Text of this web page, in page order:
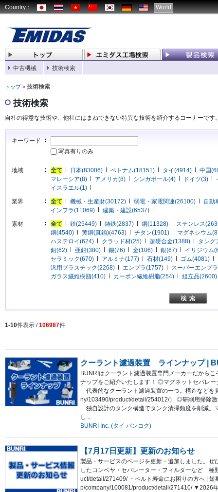
Country： World
中古機械 技術検索
トップ> 技術検索
技術検索
自社の得意な技術や、他社にはまねできない特異な技術を紹介するコーナーです
キーワード
写真有りのみ
地域 全て 日本(83006) ベトナム(18151) タイ(4914)
中国
マレーシア(8)
アメリカ(8) シンガポール(4) ドイツ(3)
イスラエル(1)
業界
全て 機械・生産財(30172) 弱電・家電関連(26100)
自動
インフラ(11069)
建築・建設(6537)
素材
全て 鉄(25449) 鋳鉄(2837) 鋼(11328)
ステンレス
銅(4540)
黄銅(真鍮)(4763) チタン(1901)
マグネシウム
ハステロイ(624)
クラッド材(25) 超硬合金(1388)
タング
鉛(62)
亜鉛(380) 錫(76) 金(106) 銀(67)
イリジウム
セラミック(670)
アルミナ(177) 石材(149) ゴム(4081)
汎用プラスチック(2268)
エンプラ(1757)
スーパーエンプ
ガラス繊維樹脂(410)
カーボン繊維樹脂(254) 組立品(2600)
1-10件表示 /106987件
クーラント濾過装置 ラインナップ |
BUNRIはクーラント濾過装置専門メーカーだから
ナップをご紹介いたします！ ◎マグネットセパレ
代表的なクーラント濾過装置の一つ。構造など
ny/103490/product/detail/254012/） ◎研削用掃除
独自設計のタンク構造でタンク清掃頻度を削減。
し...
BUNRI Inc. (タイ バンコク)
【7月17日更新】更新のお知らせ
製品・サービスのページを更新・追加しました。
したコンベヤ・セパレーター・フィルターなど
uct/detail/271409/ ・ベルト寿命にお困りの方へ |
p/company/100081/product/detail/271410/ ▼2026